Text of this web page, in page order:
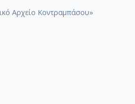
Αρχείο Κοντραμπάσου»